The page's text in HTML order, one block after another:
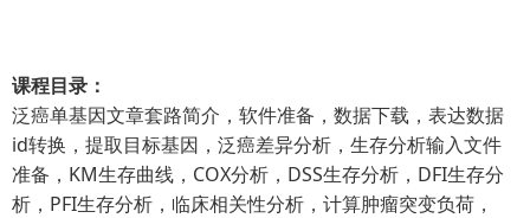
课程目录：
泛癌单基因文章套路简介，软件准备，数据下载，表达数据
id转换，提取目标基因，泛癌差异分析，生存分析输入文件
准备，KM生存曲线，COX分析，DSS生存分析，DFI生存分
析，PFI生存分析，临床相关性分析，计算肿瘤突变负荷，